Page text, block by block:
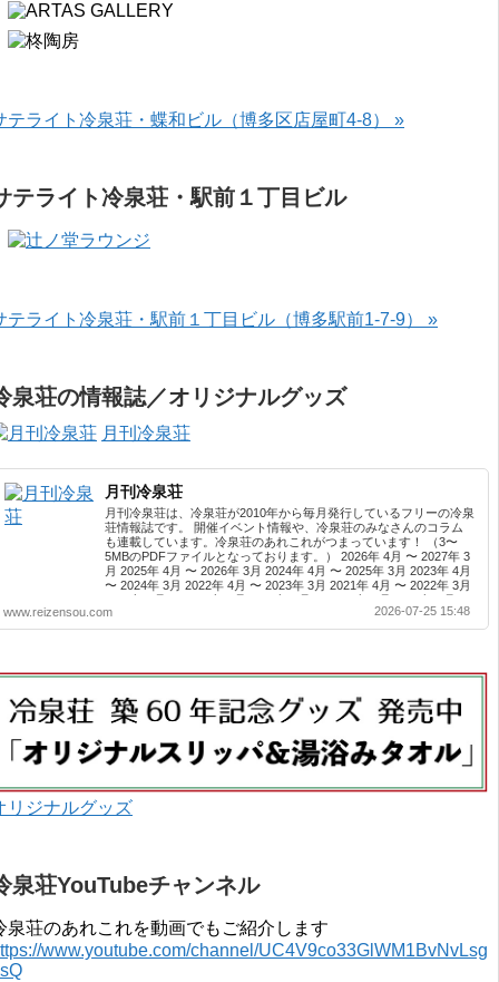
テライト冷泉荘・蝶和ビル（博多区店屋町4-8） »
テライト冷泉荘・駅前１丁目ビル
テライト冷泉荘・駅前１丁目ビル（博多駅前1-7-9） »
泉荘の情報誌／オリジナルグッズ
月刊冷泉荘
月刊冷泉荘
月刊冷泉荘は、冷泉荘が2010年から毎月発行しているフリーの冷泉
荘情報誌です。 開催イベント情報や、冷泉荘のみなさんのコラム
も連載しています。冷泉荘のあれこれがつまっています！ （3〜
5MBのPDFファイルとなっております。） 2026年 4月 〜 2027年 3
月 2025年 4月 〜 2026年 3月 2024年 4月 〜 2025年 3月 2023年 4月
〜 2024年 3月 2022年 4月 〜 2023年 3月 2021年 4月 〜 2022年 3月
2020年 4月 〜 2021年 3月 2019年 4月 〜 2020年 3月 2018年 4月 〜
2019年 3月 2017年 4月 〜 2018年 3月 2016年 4月 〜 2017年 3月
2015年 4月 〜 2016年 3月 2014年 4月 〜 2015年 3月 2013...
www.reizensou.com 2026-07-25 15:48
リジナルグッズ
泉荘YouTubeチャンネル
泉荘のあれこれを動画でもご紹介します
www.youtube.com/channel/UC4V9co33GlWM1BvNvLsg